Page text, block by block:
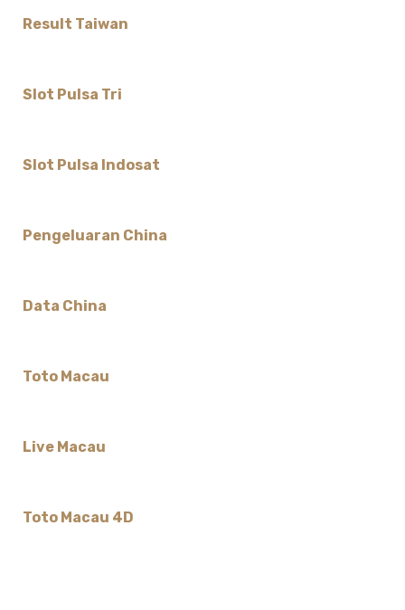
Result Taiwan
Slot Pulsa Tri
Slot Pulsa Indosat
Pengeluaran China
Data China
Toto Macau
Live Macau
Toto Macau 4D